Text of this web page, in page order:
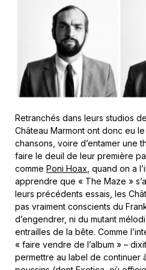
Retranchés dans leurs studios
Château Marmont ont donc eu
chansons, voire d’entamer une
faire le deuil de leur première
comme Poni Hoax , quand on a
apprendre que « The Maze »
leurs précédents essais, les
pas vraiment conscients du
d’engendrer, ni du mutant
entrailles de la bête. Comme
« faire vendre de l’album » –
permettre au label de continuer